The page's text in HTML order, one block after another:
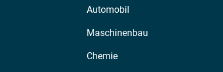
Automobil
Maschinenbau
Chemie